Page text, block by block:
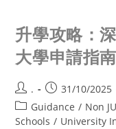
升學攻略：
大學申請指南
.
31/10/2025
Guidance / Non
Schools / University